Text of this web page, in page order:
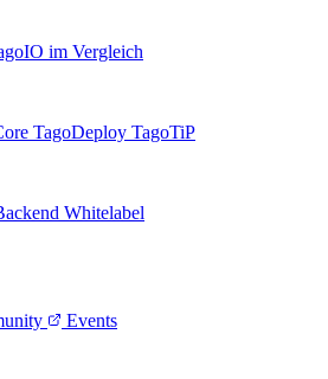
im Vergleich
TagoDeploy TagoTiP
Whitelabel
Events